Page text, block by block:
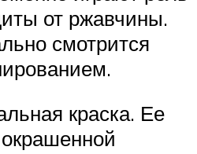
от ржавчины.
смотрится
краска. Ее